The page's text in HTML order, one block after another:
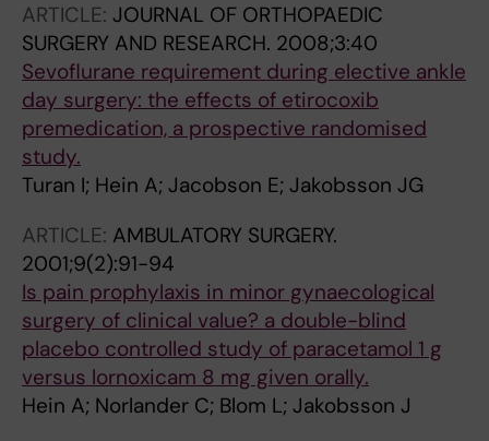
ARTICLE: JOURNAL OF ORTHOPAEDIC
SURGERY AND RESEARCH. 2008;3:40
Sevoflurane requirement during elective ankle
day surgery: the effects of etirocoxib
premedication, a prospective randomised
study.
Turan I; Hein A; Jacobson E; Jakobsson JG
ARTICLE: AMBULATORY SURGERY.
2001;9(2):91-94
Is pain prophylaxis in minor gynaecological
surgery of clinical value? a double-blind
placebo controlled study of paracetamol 1 g
versus lornoxicam 8 mg given orally.
Hein A; Norlander C; Blom L; Jakobsson J